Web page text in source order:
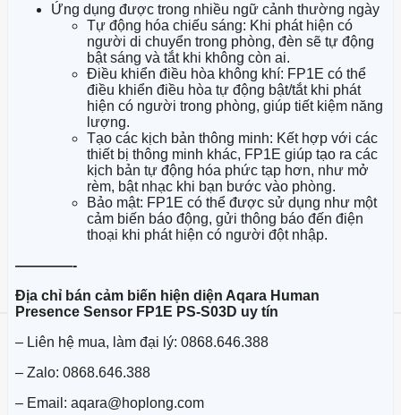
Ứng dụng được trong nhiều ngữ cảnh thường ngày
Tự động hóa chiếu sáng: Khi phát hiện có
người di chuyển trong phòng, đèn sẽ tự động
bật sáng và tắt khi không còn ai.
Điều khiển điều hòa không khí: FP1E có thể
điều khiển điều hòa tự động bật/tắt khi phát
hiện có người trong phòng, giúp tiết kiệm năng
lượng.
Tạo các kịch bản thông minh: Kết hợp với các
thiết bị thông minh khác, FP1E giúp tạo ra các
kịch bản tự động hóa phức tạp hơn, như mở
rèm, bật nhạc khi bạn bước vào phòng.
Bảo mật: FP1E có thể được sử dụng như một
cảm biến báo động, gửi thông báo đến điện
thoại khi phát hiện có người đột nhập.
————-
Địa chỉ bán cảm biến hiện diện Aqara Human
Presence Sensor FP1E PS-S03D uy tín
– Liên hệ mua, làm đại lý: 0868.646.388
– Zalo: 0868.646.388
– Email: aqara@hoplong.com